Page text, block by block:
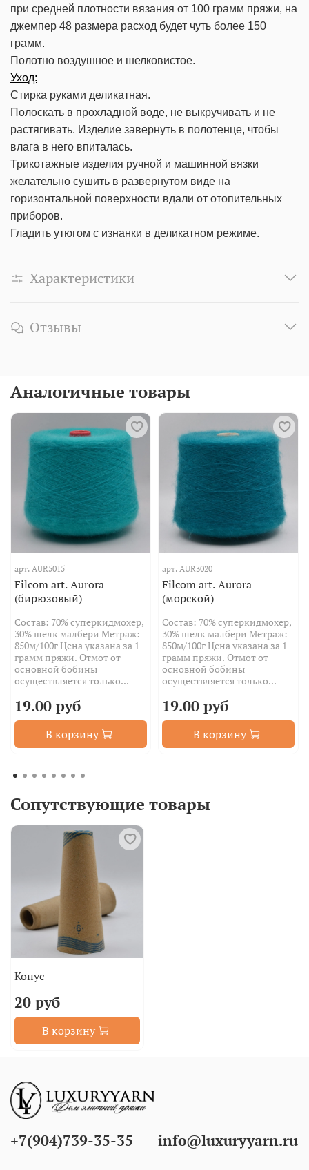
при средней плотности вязания от 100 грамм пряжи, на
джемпер 48 размера расход будет чуть более 150
грамм.
Полотно воздушное и шелковистое.
Уход:
Стирка руками деликатная.
Полоскать в прохладной воде, не выкручивать и не
растягивать. Изделие завернуть в полотенце, чтобы
влага в него впиталась.
Трикотажные изделия ручной и машинной вязки
желательно сушить в развернутом виде на
горизонтальной поверхности вдали от отопительных
приборов.
Гладить утюгом с изнанки в деликатном режиме.
Характеристики
Отзывы
Аналогичные товары
арт. AUR5015
Filcom art. Aurora
(бирюзовый)
Состав: 70% суперкидмохер,
30% шёлк малбери Метраж:
850м/100г Цена указана за 1
грамм пряжи. Отмот от
основной бобины
осуществляется только...
19.00 руб
В корзину
арт. AUR3020
Filcom art. Aurora
(морской)
Состав: 70% суперкидмохер,
30% шёлк малбери Метраж:
850м/100г Цена указана за 1
грамм пряжи. Отмот от
основной бобины
осуществляется только...
19.00 руб
В корзину
Сопутствующие товары
Конус
20 руб
В корзину
+7(904)739-35-35 info@luxuryyarn.ru